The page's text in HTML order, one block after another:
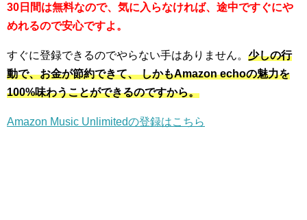
30日間は無料なので、気に入らなければ、途中ですぐにや
めれるので安心ですよ。
すぐに登録できるのでやらない手はありません。 少しの行
動で、お金が節約できて、 しかもAmazon echoの魅力を
100%味わうことができるのですから。
Amazon Music Unlimitedの登録はこちら